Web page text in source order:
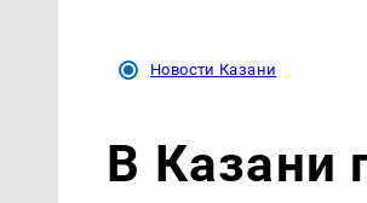
Новости Казани
В Казани